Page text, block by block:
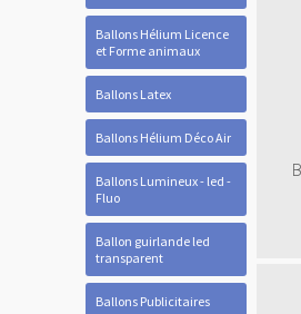
Ballons Hélium Licence
et Forme animaux
Ballons Latex
Ballons Hélium Déco Air
Ballons Lumineux - led -
Fluo
Ballon guirlande led
transparent
Ballons Publicitaires